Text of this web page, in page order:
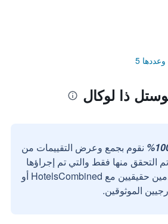
5
ذا لوكال
نقوم بجمع وعرض التقييمات من
التحقق منها فقط والتي تم إجراؤها
بواسطة مستخدمين حقيقيين مع HotelsCombined أو
الموثوقين.